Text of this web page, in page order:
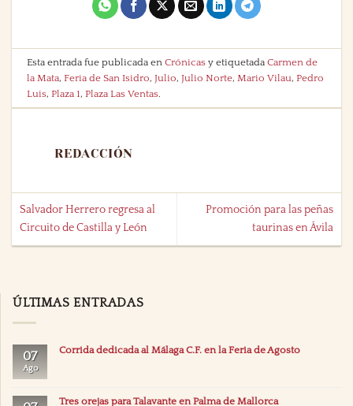
Esta entrada fue publicada enCrónicas y etiquetadaCarmen de
la Mata,Feria de San Isidro,Julio,Julio Norte, Mario Vilau,Pedro
Luis,Plaza 1 ,Plaza Las Ventas
REDACCIÓN
Salvador Herrero regresa al
Circuito de Castilla y León
Promoción para las peñas
taurinas en Ávila
ÚLTIMAS ENTRADAS
07
Ago
Corrida dedicada al Málaga C.F. en la Feria de Agosto
Tres orejas para Talavante en Palma de Mallorca